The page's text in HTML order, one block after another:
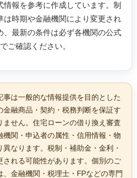
情報を参考に作成しています。制
は時期や金融機関により変更され
、最新の条件は必ず各機関の公式
ご確認ください。
は一般的な情報提供を目的とした
金融商品・契約・税務判断を保証す
ません。住宅ローンの借り換え審査
機関・申込者の属性・信用情報・物
異なります。税制・補助金・金利・
される可能性があります。個別のご
、金融機関・税理士・FPなどの専門